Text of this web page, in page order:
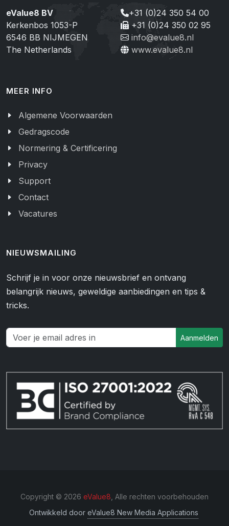
eValue8 BV
Kerkenbos 1053-P
6546 BB NIJMEGEN
The Netherlands
+31 (0)24 350 54 00
+31 (0)24 350 02 95
info@evalue8.nl
www.evalue8.nl
MEER INFO
Algemene Voorwaarden
Gedragscode
Normering & Certificering
Privacy
Support
Contact
Vacatures
NIEUWSMAILING
Schrijf je in voor onze nieuwsbrief en ontvang
belangrijk nieuws, geweldige aanbiedingen en tips &
tricks.
Aanmelden
Copyright © 2026 eValue8 , Alle rechten voorbehouden
Ontwikkeld door eValue8 New Media Applications